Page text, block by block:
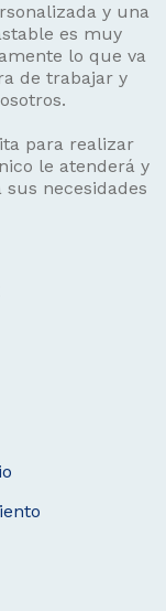
y una
es muy
lo que va
de trabajar y
para realizar
le atenderá y
necesidades